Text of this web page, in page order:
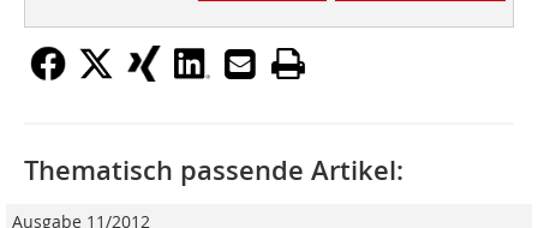
Thematisch passende Artikel:
Ausgabe 11/2012